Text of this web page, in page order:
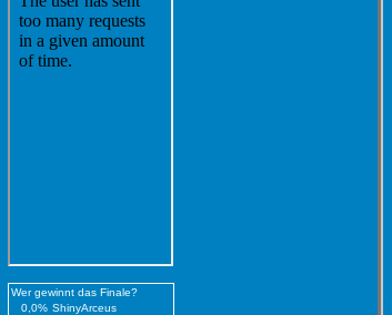
Wer gewinnt das Finale?
0,0% ShinyArceus